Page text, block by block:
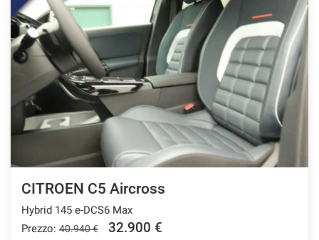
CITROEN C5 Aircross
Hybrid 145 e-DCS6 Max
Prezzo: 40.940 € 32.900 €